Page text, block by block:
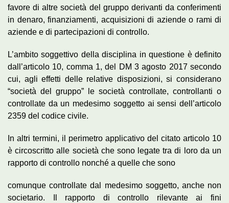
favore di altre società del gruppo derivanti da conferimenti
in denaro, finanziamenti, acquisizioni di aziende o rami di
aziende e di partecipazioni di controllo.
L’ambito soggettivo della disciplina in questione è definito
dall’articolo 10, comma 1, del DM 3 agosto 2017 secondo
cui, agli effetti delle relative disposizioni, si considerano
“società del gruppo” le società controllate, controllanti o
controllate da un medesimo soggetto ai sensi dell’articolo
2359 del codice civile.
In altri termini, il perimetro applicativo del citato articolo 10
è circoscritto alle società che sono legate tra di loro da un
rapporto di controllo nonché a quelle che sono
comunque controllate dal medesimo soggetto, anche non
societario. Il rapporto di controllo rilevante ai fini